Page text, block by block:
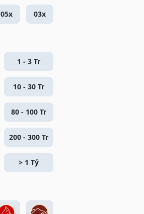
05x 03x
1 - 3 Tr
10 - 30 Tr
80 - 100 Tr
200 - 300 Tr
> 1 Tỷ